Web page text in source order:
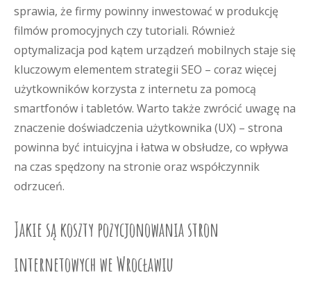
sprawia, że firmy powinny inwestować w produkcję
filmów promocyjnych czy tutoriali. Również
optymalizacja pod kątem urządzeń mobilnych staje się
kluczowym elementem strategii SEO – coraz więcej
użytkowników korzysta z internetu za pomocą
smartfonów i tabletów. Warto także zwrócić uwagę na
znaczenie doświadczenia użytkownika (UX) – strona
powinna być intuicyjna i łatwa w obsłudze, co wpływa
na czas spędzony na stronie oraz współczynnik
odrzuceń.
Jakie są koszty pozycjonowania stron
internetowych we Wrocławiu